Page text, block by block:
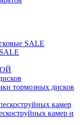
SALE
тормозных дисков
камер
камер и